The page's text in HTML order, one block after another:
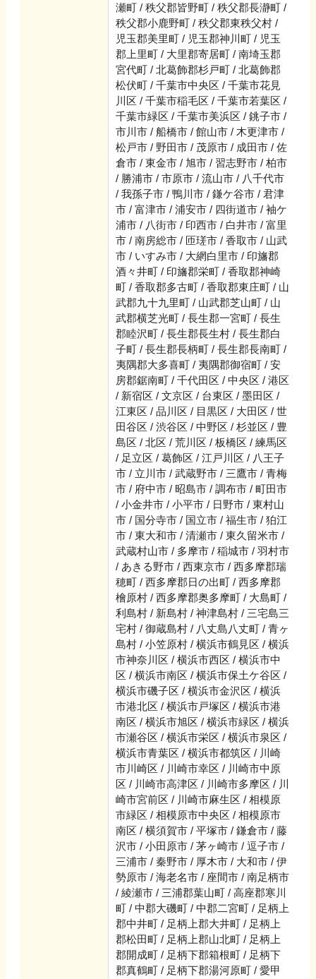
瀬町 / 秩父郡皆野町 / 秩父郡長瀞町 /
秩父郡小鹿野町 / 秩父郡東秩父村 /
児玉郡美里町 / 児玉郡神川町 / 児玉
郡上里町 / 大里郡寄居町 / 南埼玉郡
宮代町 / 北葛飾郡杉戸町 / 北葛飾郡
松伏町 / 千葉市中央区 / 千葉市花見
川区 / 千葉市稲毛区 / 千葉市若葉区 /
千葉市緑区 / 千葉市美浜区 / 銚子市 /
市川市 / 船橋市 / 館山市 / 木更津市 /
松戸市 / 野田市 / 茂原市 / 成田市 / 佐
倉市 / 東金市 / 旭市 / 習志野市 / 柏市
/ 勝浦市 / 市原市 / 流山市 / 八千代市
/ 我孫子市 / 鴨川市 / 鎌ケ谷市 / 君津
市 / 富津市 / 浦安市 / 四街道市 / 袖ケ
浦市 / 八街市 / 印西市 / 白井市 / 富里
市 / 南房総市 / 匝瑳市 / 香取市 / 山武
市 / いすみ市 / 大網白里市 / 印旛郡
酒々井町 / 印旛郡栄町 / 香取郡神崎
町 / 香取郡多古町 / 香取郡東庄町 / 山
武郡九十九里町 / 山武郡芝山町 / 山
武郡横芝光町 / 長生郡一宮町 / 長生
郡睦沢町 / 長生郡長生村 / 長生郡白
子町 / 長生郡長柄町 / 長生郡長南町 /
夷隅郡大多喜町 / 夷隅郡御宿町 / 安
房郡鋸南町 / 千代田区 / 中央区 / 港区
/ 新宿区 / 文京区 / 台東区 / 墨田区 /
江東区 / 品川区 / 目黒区 / 大田区 / 世
田谷区 / 渋谷区 / 中野区 / 杉並区 / 豊
島区 / 北区 / 荒川区 / 板橋区 / 練馬区
/ 足立区 / 葛飾区 / 江戸川区 / 八王子
市 / 立川市 / 武蔵野市 / 三鷹市 / 青梅
市 / 府中市 / 昭島市 / 調布市 / 町田市
/ 小金井市 / 小平市 / 日野市 / 東村山
市 / 国分寺市 / 国立市 / 福生市 / 狛江
市 / 東大和市 / 清瀬市 / 東久留米市 /
武蔵村山市 / 多摩市 / 稲城市 / 羽村市
/ あきる野市 / 西東京市 / 西多摩郡瑞
穂町 / 西多摩郡日の出町 / 西多摩郡
檜原村 / 西多摩郡奥多摩町 / 大島町 /
利島村 / 新島村 / 神津島村 / 三宅島三
宅村 / 御蔵島村 / 八丈島八丈町 / 青ヶ
島村 / 小笠原村 / 横浜市鶴見区 / 横浜
市神奈川区 / 横浜市西区 / 横浜市中
区 / 横浜市南区 / 横浜市保土ケ谷区 /
横浜市磯子区 / 横浜市金沢区 / 横浜
市港北区 / 横浜市戸塚区 / 横浜市港
南区 / 横浜市旭区 / 横浜市緑区 / 横浜
市瀬谷区 / 横浜市栄区 / 横浜市泉区 /
横浜市青葉区 / 横浜市都筑区 / 川崎
市川崎区 / 川崎市幸区 / 川崎市中原
区 / 川崎市高津区 / 川崎市多摩区 / 川
崎市宮前区 / 川崎市麻生区 / 相模原
市緑区 / 相模原市中央区 / 相模原市
南区 / 横須賀市 / 平塚市 / 鎌倉市 / 藤
沢市 / 小田原市 / 茅ヶ崎市 / 逗子市 /
三浦市 / 秦野市 / 厚木市 / 大和市 / 伊
勢原市 / 海老名市 / 座間市 / 南足柄市
/ 綾瀬市 / 三浦郡葉山町 / 高座郡寒川
町 / 中郡大磯町 / 中郡二宮町 / 足柄上
郡中井町 / 足柄上郡大井町 / 足柄上
郡松田町 / 足柄上郡山北町 / 足柄上
郡開成町 / 足柄下郡箱根町 / 足柄下
郡真鶴町 / 足柄下郡湯河原町 / 愛甲